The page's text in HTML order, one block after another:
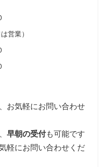
営業）
お気軽にお問い合わせ
早朝の受付も可能です
軽にお問い合わせくだ